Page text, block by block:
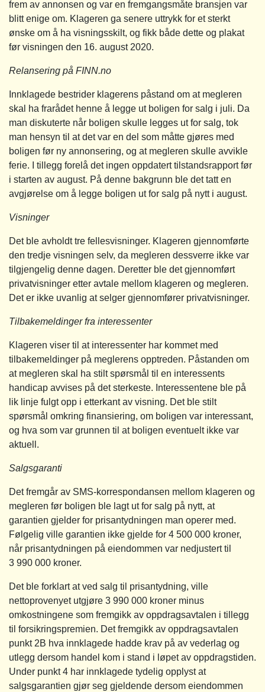
frem av annonsen og var en fremgangsmåte bransjen var
blitt enige om. Klageren ga senere uttrykk for et sterkt
ønske om å ha visningsskilt, og fikk både dette og plakat
før visningen den 16. august 2020.
Relansering på FINN.no
Innklagede bestrider klagerens påstand om at megleren
skal ha frarådet henne å legge ut boligen for salg i juli. Da
man diskuterte når boligen skulle legges ut for salg, tok
man hensyn til at det var en del som måtte gjøres med
boligen før ny annonsering, og at megleren skulle avvikle
ferie. I tillegg forelå det ingen oppdatert tilstandsrapport før
i starten av august. På denne bakgrunn ble det tatt en
avgjørelse om å legge boligen ut for salg på nytt i august.
Visninger
Det ble avholdt tre fellesvisninger. Klageren gjennomførte
den tredje visningen selv, da megleren dessverre ikke var
tilgjengelig denne dagen. Deretter ble det gjennomført
privatvisninger etter avtale mellom klageren og megleren.
Det er ikke uvanlig at selger gjennomfører privatvisninger.
Tilbakemeldinger fra interessenter
Klageren viser til at interessenter har kommet med
tilbakemeldinger på meglerens opptreden. Påstanden om
at megleren skal ha stilt spørsmål til en interessents
handicap avvises på det sterkeste. Interessentene ble på
lik linje fulgt opp i etterkant av visning. Det ble stilt
spørsmål omkring finansiering, om boligen var interessant,
og hva som var grunnen til at boligen eventuelt ikke var
aktuell.
Salgsgaranti
Det fremgår av SMS-korrespondansen mellom klageren og
megleren før boligen ble lagt ut for salg på nytt, at
garantien gjelder for prisantydningen man operer med.
Følgelig ville garantien ikke gjelde for 4 500 000 kroner,
når prisantydningen på eiendommen var nedjustert til
3 990 000 kroner.
Det ble forklart at ved salg til prisantydning, ville
nettoprovenyet utgjøre 3 990 000 kroner minus
omkostningene som fremgikk av oppdragsavtalen i tillegg
til forsikringspremien. Det fremgikk av oppdragsavtalen
punkt 2B hva innklagede hadde krav på av vederlag og
utlegg dersom handel kom i stand i løpet av oppdragstiden.
Under punkt 4 har innklagede tydelig opplyst at
salgsgarantien gjør seg gjeldende dersom eiendommen